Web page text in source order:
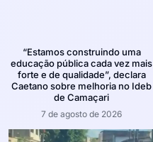
“Estamos construindo uma
educação pública cada vez mais
forte e de qualidade”, declara
Caetano sobre melhoria no Ideb
de Camaçari
7 de agosto de 2026